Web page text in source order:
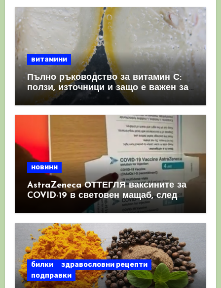
витамини
Пълно ръководство за витамин С:
ползи, източници и защо е важен за
имунната система
новини
AstraZeneca ОТТЕГЛЯ ваксините за
COVID-19 в световен мащаб, след
като призна, че те причиняват
билки
здравословни рецепти
подправки